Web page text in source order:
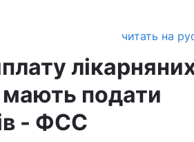
читать на
лікарняних
подати
- ФСС